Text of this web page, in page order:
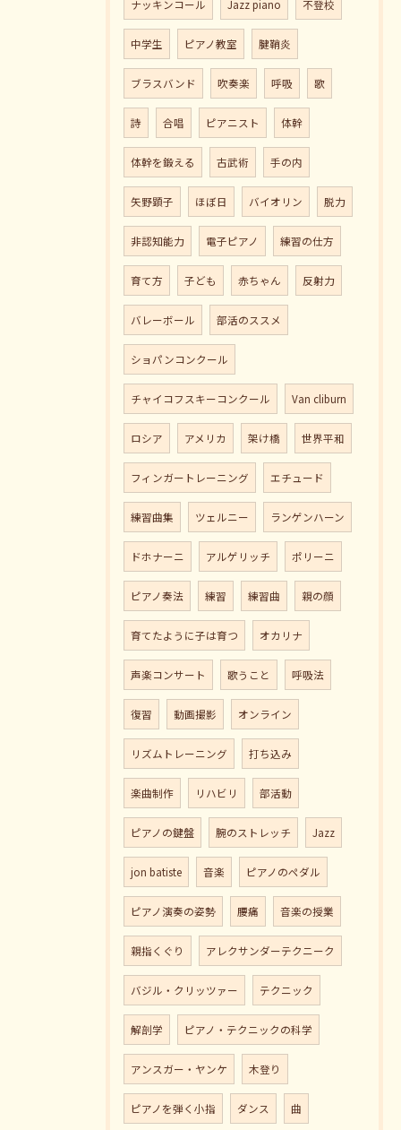
ナッキンコール Jazz piano 不登校
中学生 ピアノ教室 腱鞘炎
ブラスバンド 吹奏楽 呼吸 歌
詩 合唱 ピアニスト 体幹
体幹を鍛える 古武術 手の内
矢野顕子 ほぼ日 バイオリン 脱力
非認知能力 電子ピアノ 練習の仕方
育て方 子ども 赤ちゃん 反射力
バレーボール 部活のススメ
ショパンコンクール
チャイコフスキーコンクール Van cliburn
ロシア アメリカ 架け橋 世界平和
フィンガートレーニング エチュード
練習曲集 ツェルニー ランゲンハーン
ドホナーニ アルゲリッチ ポリーニ
ピアノ奏法 練習 練習曲 親の顔
育てたように子は育つ オカリナ
声楽コンサート 歌うこと 呼吸法
復習 動画撮影 オンライン
リズムトレーニング 打ち込み
楽曲制作 リハビリ 部活動
ピアノの鍵盤 腕のストレッチ Jazz
jon batiste 音楽 ピアノのペダル
ピアノ演奏の姿勢 腰痛 音楽の授業
親指くぐり アレクサンダーテクニーク
バジル・クリッツァー テクニック
解剖学 ピアノ・テクニックの科学
アンスガー・ヤンケ 木登り
ピアノを弾く小指 ダンス 曲